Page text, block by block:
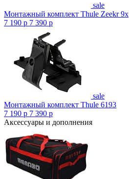
sale
Монтажный комплект Thule Zeekr 9x
7 190 p 7 390 p
sale
Монтажный комплект Thule 6193
7 190 p 7 390 p
Аксессуары и дополнения